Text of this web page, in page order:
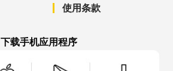
使用条款
下载手机应用程序